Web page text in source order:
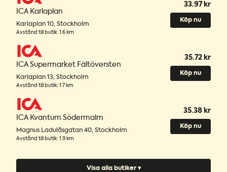
ICA Karlaplan
Karlaplan 10, Stockholm
Avstånd till butik: 1.6 km
33.97 kr
Köp nu
ICA Supermarket Fältöversten
Karlaplan 13, Stockholm
Avstånd till butik: 1.7 km
35.72 kr
Köp nu
ICA Kvantum Södermalm
Magnus Ladulåsgatan 40, Stockholm
Avstånd till butik: 1.9 km
35.38 kr
Köp nu
Visa alla butiker ▾